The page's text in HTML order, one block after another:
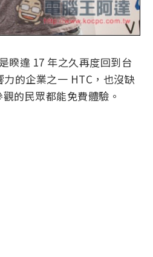
睽違 17 年之久再度回到台
的企業之一 HTC，也沒缺
的民眾都能免費體驗。